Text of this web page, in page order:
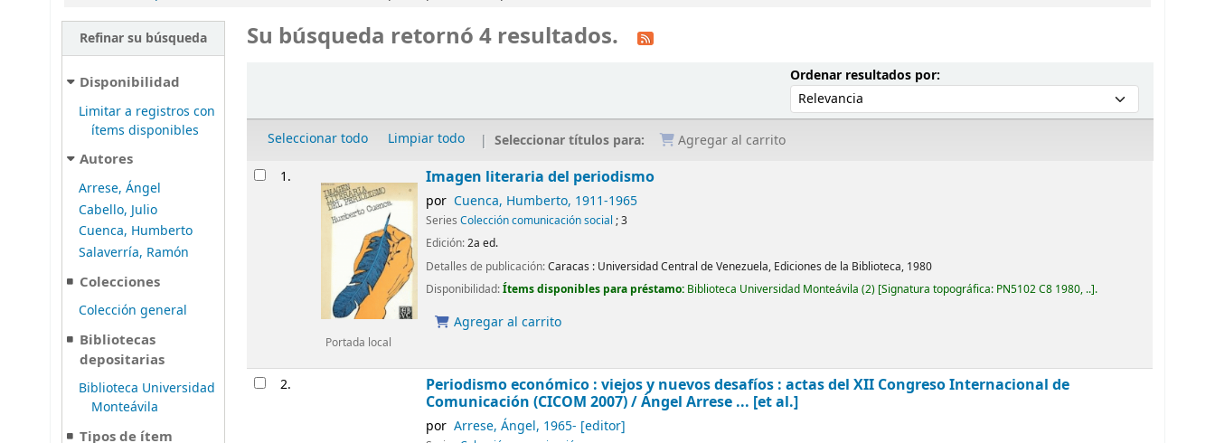
Refinar su búsqueda
Disponibilidad
Limitar a registros con
ítems disponibles
Autores
Arrese, Ángel
Cabello, Julio
Cuenca, Humberto
Salaverría, Ramón
Colecciones
Colección general
Bibliotecas
depositarias
Biblioteca Universidad
Monteávila
Tipos de ítem
Su búsqueda retornó 4 resultados.
Ordenar resultados por:Ordenar por:
Seleccionar todo Limpiar todo Seleccionar títulos para: Agregar al carrito
Resultados
1.
Portada local
Imagen literaria del periodismo
por Cuenca, Humberto, 1911-1965
SeriesColección comunicación social ; 3
Edición:2a ed.
Detalles de publicación:Caracas : Universidad Central de Venezuela, Ediciones de la Biblioteca, 1980
Disponibilidad:Ítems disponibles para préstamo: Biblioteca Universidad Monteávila (2) Signatura topográfica: PN5102 C8 1980, .. .
Agregar al carrito
2.
Periodismo económico : viejos y nuevos desafíos : actas del XII Congreso Internacional de
Comunicación (CICOM 2007) /Ángel Arrese ... [et al.]
por Arrese, Ángel, 1965- [editor]